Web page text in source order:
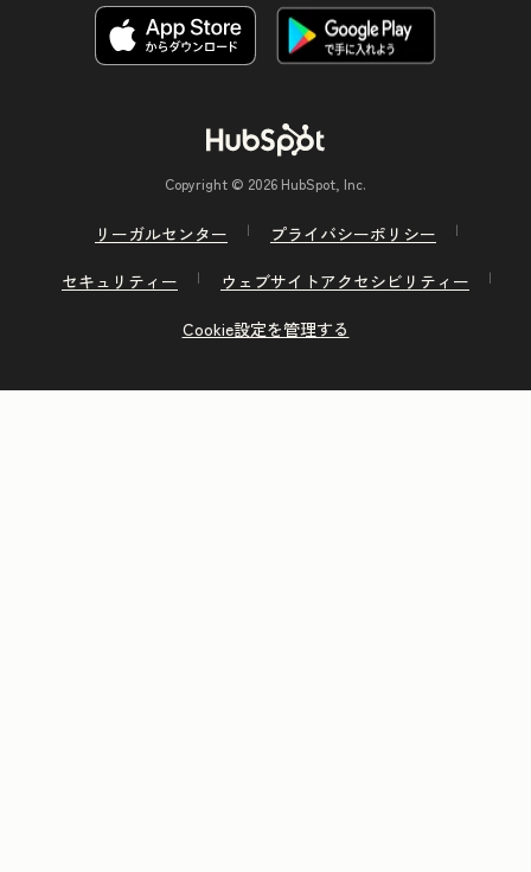
Copyright © 2026 HubSpot, Inc.
リーガルセンター
プライバシーポリシー
セキュリティー
ウェブサイトアクセシビリティー
Cookie設定を管理する